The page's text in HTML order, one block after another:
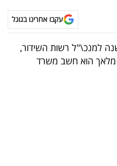
עקבו אחרינו בגוגל
למנכ\"ל רשות השידור,
מלאך הוא חשב משרד